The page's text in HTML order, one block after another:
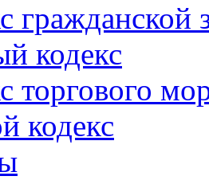
гражданской
кодекс
торгового
кодекс